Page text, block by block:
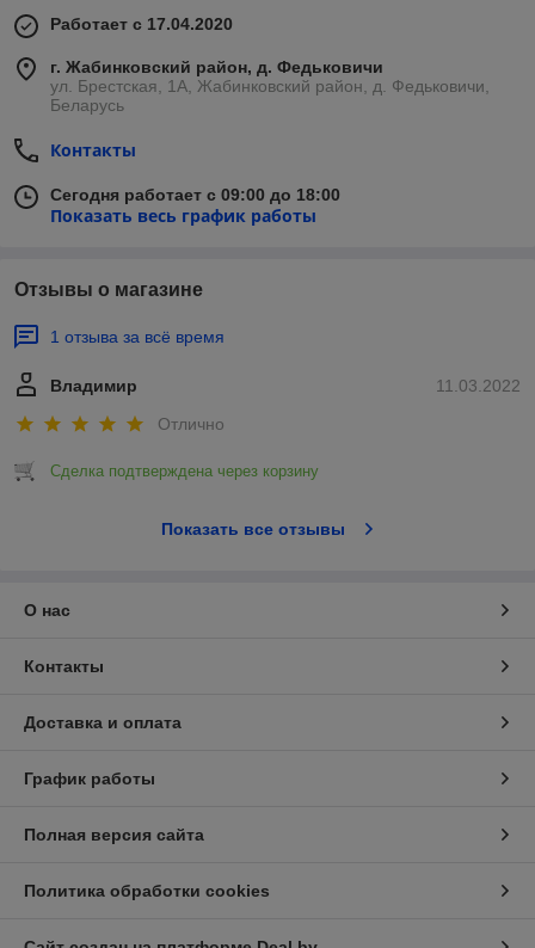
Работает с 17.04.2020
г. Жабинковский район, д. Федьковичи
ул. Брестская, 1А, Жабинковский район, д. Федьковичи,
Беларусь
Контакты
Сегодня работает с 09:00 до 18:00
Показать весь график работы
Отзывы о магазине
1 отзыва за всё время
11.03.2022
Владимир
Отлично
Сделка подтверждена через корзину
Показать все отзывы
О нас
Контакты
Доставка и оплата
График работы
Полная версия сайта
Политика обработки cookies